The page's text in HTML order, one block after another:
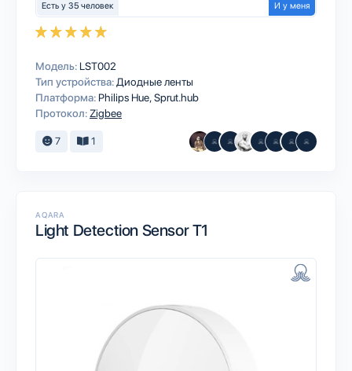
Есть у 35 человек И у меня
Модель: LST002
Тип устройства:Диодные ленты
Платформа: Philips HueSprut.hub
Протокол:Zigbee
7 1
AQARA
Light Detection Sensor T1